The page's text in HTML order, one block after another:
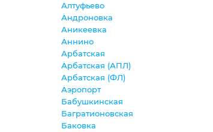
Алтуфьево
Андроновка
Аникеевка
Аннино
Арбатская
Арбатская (АПЛ)
Арбатская (ФЛ)
Аэропорт
Бабушкинская
Багратионовская
Баковка